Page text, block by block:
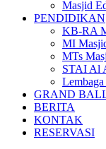
Masjid
PENDIDIKAN
KB-RA
MI
MTs
STAI Al
GRAND
BERITA
KONTAK
RESERVASI